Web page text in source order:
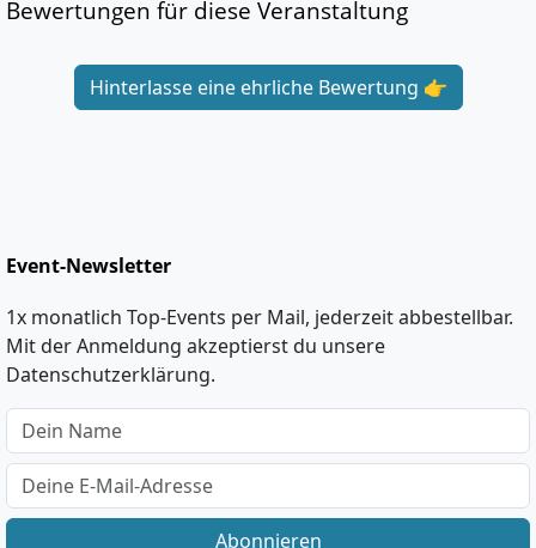
Bewertungen für diese Veranstaltung
Hinterlasse eine ehrliche Bewertung 👉
Event-Newsletter
1x monatlich Top-Events per Mail, jederzeit abbestellbar.
Mit der Anmeldung akzeptierst du unsere
Datenschutzerklärung.
Abonnieren